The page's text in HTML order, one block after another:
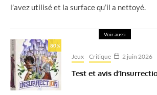
l’avez utilisé et la surface qu’il a nettoyé.
Voir aussi
80%
Jeux Critique 2 juin 2026
Test et avis